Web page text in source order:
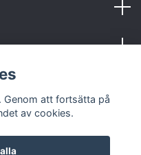
Genom att fortsätta på
av cookies.